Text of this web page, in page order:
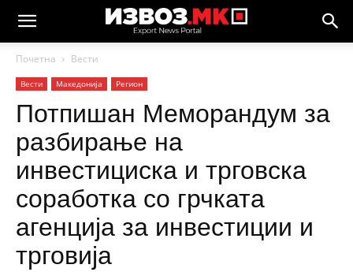
Почетна Вести
Вести Македонија Регион
Потпишан Меморандум за
разбирање на
инвестициска и трговска
соработка со грчката
агенција за инвестиции и
трговија